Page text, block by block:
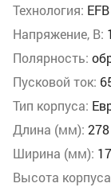
Технология: EFB
Напряжение, В:
Полярность:
Пусковой ток:
Тип корпуса:
Длина (мм): 278
Ширина (мм):
Высота